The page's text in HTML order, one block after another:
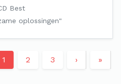
Best
oplossingen"
1 2 3 › »